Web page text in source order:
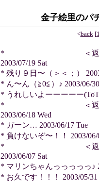
金子絵里のパ
<back [
* ＜返信＞ やっ
2003/07/19 Sat
* 残り９日〜（＞＜；）
* ん〜ん（≧0≦）♪ 2003/06/
* うれしいよーーーーー
* ＜返信＞
2003/06/18 Wed
* ガーン… 2003/06/17 Tue
* 負けないぞ〜！！ 2003/06/
* ＜返信＞ ヲコ
2003/06/07 Sat
* マリンちゃんっっっっっ♪
* お久です！！！ 2003/05/31